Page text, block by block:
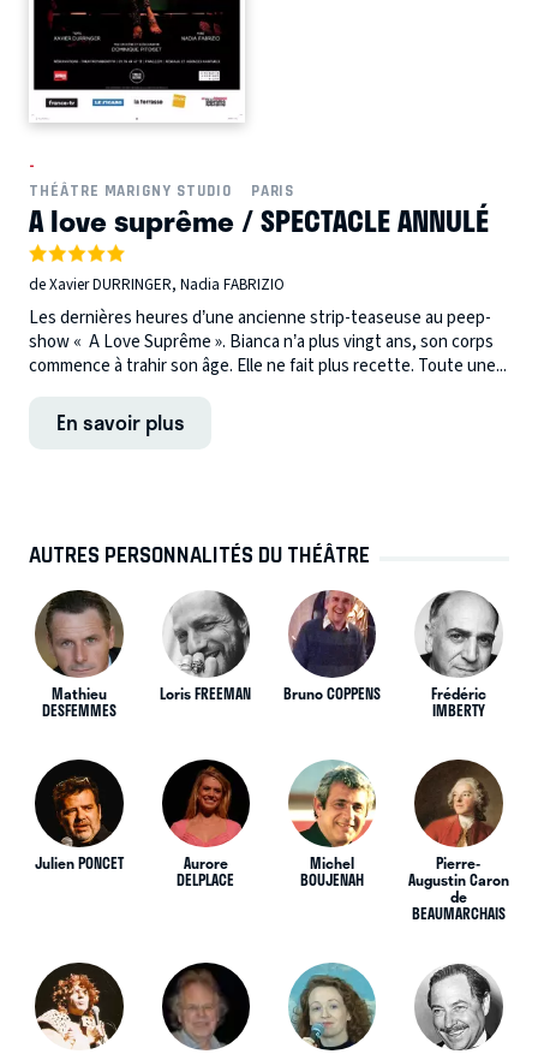
-
THÉÂTRE MARIGNY STUDIO
PARIS
A love suprême / SPECTACLE ANNULÉ
de Xavier DURRINGER, Nadia FABRIZIO
Les dernières heures d’une ancienne strip-teaseuse au peep-
show « A Love Suprême ». Bianca n’a plus vingt ans, son corps
commence à trahir son âge. Elle ne fait plus recette. Toute une...
En savoir plus
AUTRES PERSONNALITÉS DU THÉÂTRE
Mathieu
DESFEMMES
Loris FREEMAN Bruno COPPENS Frédéric
IMBERTY
Julien PONCET Aurore
DELPLACE
Michel
BOUJENAH
Pierre-
Augustin Caron
de
BEAUMARCHAIS